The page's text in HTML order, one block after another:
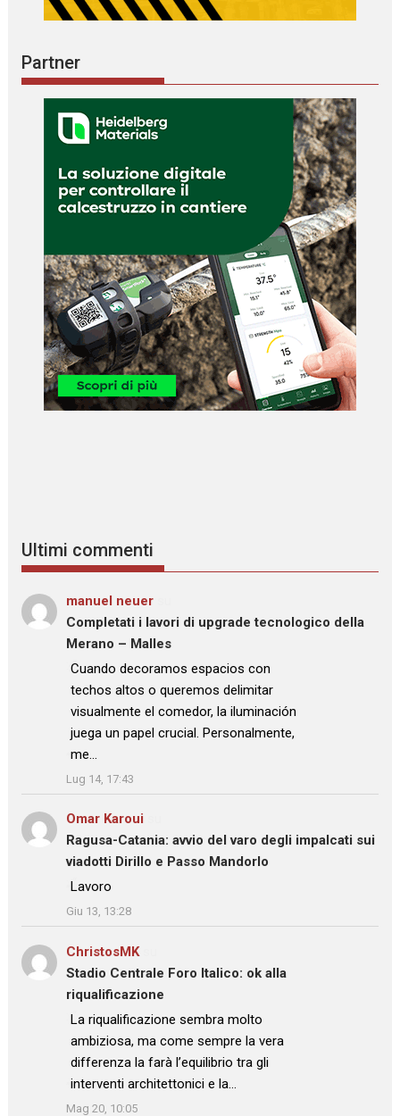
Partner
Ultimi commenti
manuel neuer
Completati i lavori di upgrade tecnologico della
Merano – Malles
: “
Cuando decoramos espacios con
techos altos o queremos delimitar
visualmente el comedor, la iluminación
juega un papel crucial. Personalmente,
me…
”
Lug 14, 17:43
Omar Karoui
Ragusa-Catania: avvio del varo degli impalcati sui
viadotti Dirillo e Passo Mandorlo
: “Lavoro
”
Giu 13, 13:28
ChristosMKsu
Stadio Centrale Foro Italico: ok alla
riqualificazione
: “La riqualificazione sembra molto
ambiziosa, ma come sempre la vera
differenza la farà l’equilibrio tra gli
interventi architettonici e la…
”
Mag 20, 10:05